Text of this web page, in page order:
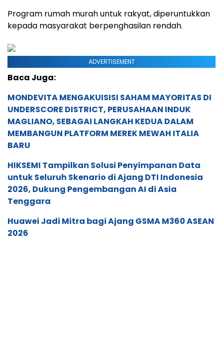
Program rumah murah untuk rakyat, diperuntukkan
kepada masyarakat berpenghasilan rendah.
ADVERTISEMENT
Baca Juga:
MONDEVITA MENGAKUISISI SAHAM MAYORITAS DI
UNDERSCORE DISTRICT, PERUSAHAAN INDUK
MAGLIANO, SEBAGAI LANGKAH KEDUA DALAM
MEMBANGUN PLATFORM MEREK MEWAH ITALIA
BARU
HIKSEMI Tampilkan Solusi Penyimpanan Data
untuk Seluruh Skenario di Ajang DTI Indonesia
2026, Dukung Pengembangan AI di Asia
Tenggara
Huawei Jadi Mitra bagi Ajang GSMA M360 ASEAN
2026